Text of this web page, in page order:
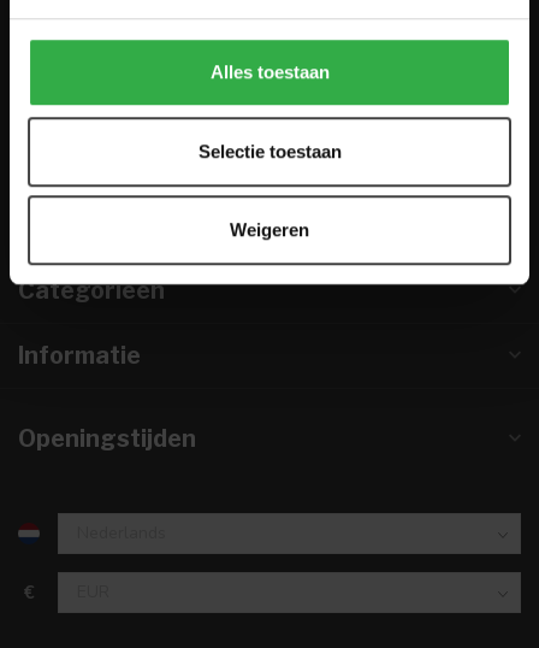
Alles toestaan
Selectie toestaan
Weigeren
Nederland
info@houtenmeubeloutlet.nl
KVK nummer:67984495
NL857253633B01
Categorieën
Informatie
Openingstijden
€